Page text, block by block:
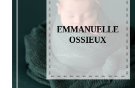
EMMANUELLE
OSSIEUX